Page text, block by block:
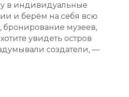
в индивидуальные
и берём на себя всю
бронирование музеев,
увидеть остров
создатели, —